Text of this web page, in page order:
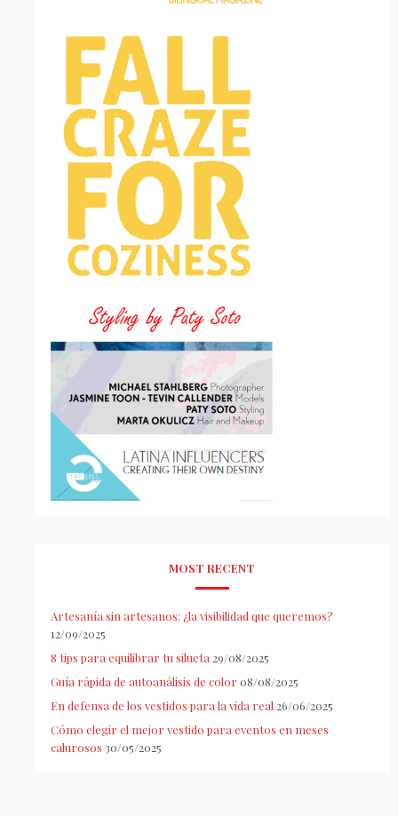
MOST RECENT
Artesanía sin artesanos: ¿la visibilidad que queremos?
12/09/2025
8 tips para equilibrar tu silueta 29/08/2025
Guía rápida de autoanálisis de color 08/08/2025
En defensa de los vestidos para la vida real 26/06/2025
Cómo elegir el mejor vestido para eventos en meses
calurosos 30/05/2025